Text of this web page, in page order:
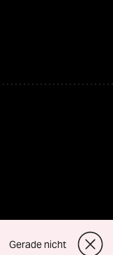
Gerade nicht